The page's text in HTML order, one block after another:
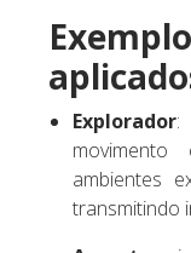
Explorador:
ambientes
transmitindo